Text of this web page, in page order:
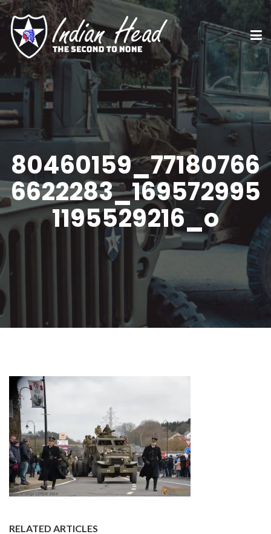
80460159_77180766
6622283_169572995
1195529216_o
RELATED ARTICLES